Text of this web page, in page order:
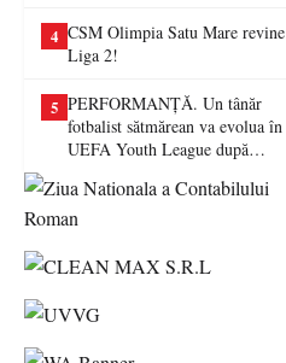
4 CSM Olimpia Satu Mare
Liga 2!
5 PERFORMANȚĂ. Un tânăr
fotbalist sătmărean va evolua în
UEFA Youth League după